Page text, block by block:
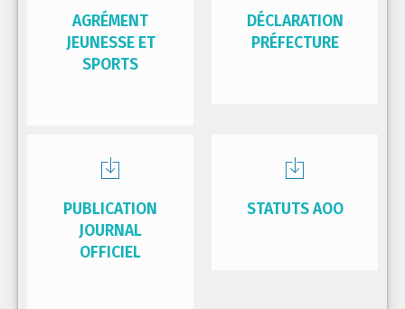
AGRÉMENT
JEUNESSE ET
SPORTS
DÉCLARATION
PRÉFECTURE
PUBLICATION
JOURNAL
OFFICIEL
STATUTS AOO